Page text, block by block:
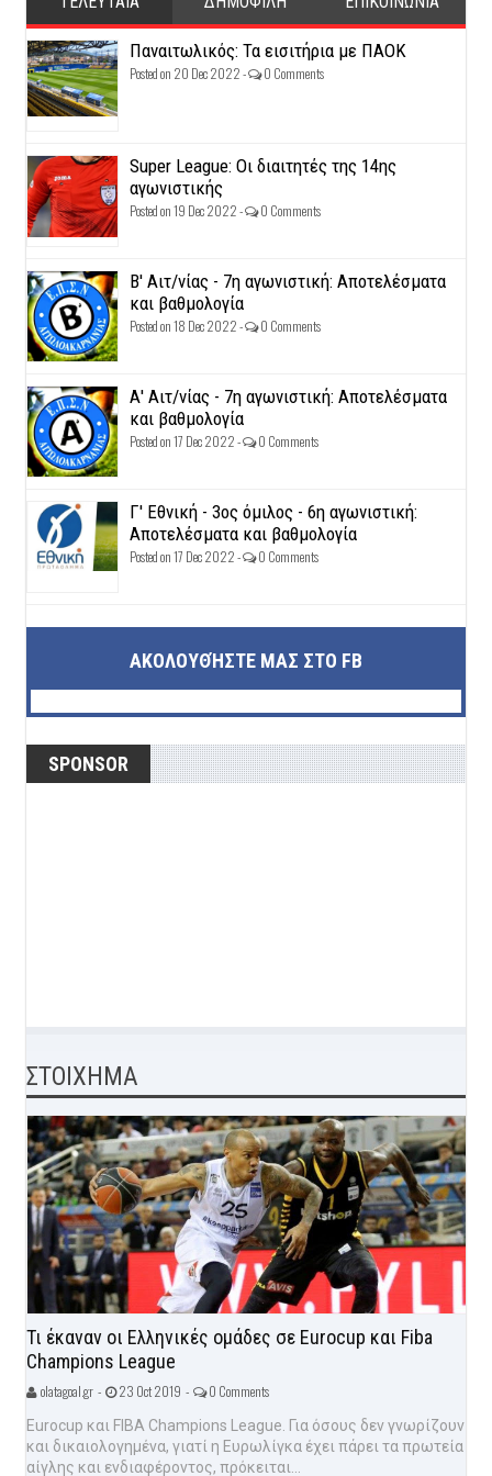
Παναιτωλικός: Τα εισιτήρια με ΠΑΟΚ
Posted on 20 Dec 2022 - 0 Comments
Super League: Οι διαιτητές της 14ης
αγωνιστικής
Posted on 19 Dec 2022 - 0 Comments
Β' Αιτ/νίας - 7η αγωνιστική: Αποτελέσματα
και βαθμολογία
Posted on 18 Dec 2022 - 0 Comments
Α' Αιτ/νίας - 7η αγωνιστική: Αποτελέσματα
και βαθμολογία
Posted on 17 Dec 2022 - 0 Comments
Γ' Εθνική - 3ος όμιλος - 6η αγωνιστική:
Αποτελέσματα και βαθμολογία
Posted on 17 Dec 2022 - 0 Comments
ΑΚΟΛΟΥΘΉΣΤΕ ΜΑΣ ΣΤΟ FB
SPONSOR
ΣΤΟΙΧΗΜΑ
Τι έκαναν οι Ελληνικές ομάδες σε Eurocup και Fiba
Champions League
olatagoal.gr - 23 Oct 2019 - 0 Comments
Eurocup και FIBA Champions League. Για όσους δεν γνωρίζουν
και δικαιολογημένα, γιατί η Ευρωλίγκα έχει πάρει τα πρωτεία
αίγλης και ενδιαφέροντος, πρόκειται...